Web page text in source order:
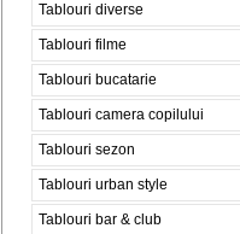
Tablouri diverse
Tablouri filme
Tablouri bucatarie
Tablouri camera copilului
Tablouri sezon
Tablouri urban style
Tablouri bar & club